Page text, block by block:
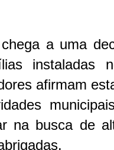
a uma
instaladas
afirmam
na busca de